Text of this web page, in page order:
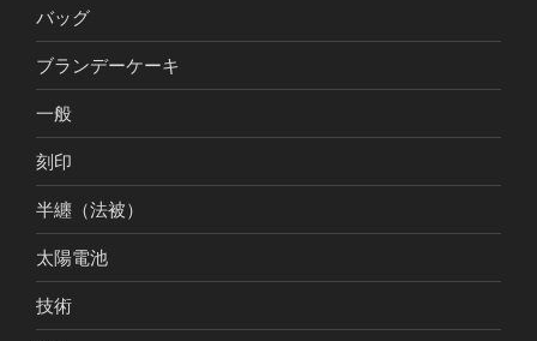
バッグ
ブランデーケーキ
一般
刻印
半纏（法被）
太陽電池
技術